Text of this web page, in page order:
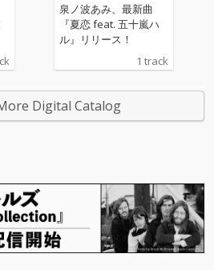
泉ノ波あみ、最新曲
『夏恋 feat. 五十嵐ハ
ル』リリース！
1 track
Digital Catalog